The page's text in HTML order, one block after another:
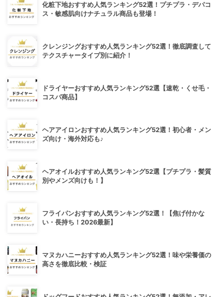
化粧下地おすすめ人気ランキング52選！プチプラ・デパコ
ス・敏感肌向けナチュラル商品も登場！
クレンジングおすすめ人気ランキング52選！徹底調査して
テクスチャータイプ別に紹介！
ドライヤーおすすめ人気ランキング52選【速乾・くせ毛・
コスパ商品】
ヘアアイロンおすすめ人気ランキング52選！初心者・メン
ズ向け・海外対応も♪
ヘアオイルおすすめ人気ランキング52選【プチプラ・髪質
別やメンズ向けも！】
フライパンおすすめ人気ランキング52選！【焦げ付かな
い・長持ち！2026最新】
マヌカハニーおすすめ人気ランキング52選！味や栄養価の
高さを徹底比較・検証